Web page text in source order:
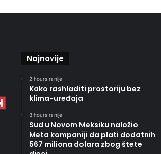
Najnovije
2 hours ranije
Kako rashladiti prostoriju bez
klima-uređaja
3 hours ranije
Sud u Novom Meksiku naložio
Meta kompaniji da plati dodatnih
567 miliona dolara zbog štete